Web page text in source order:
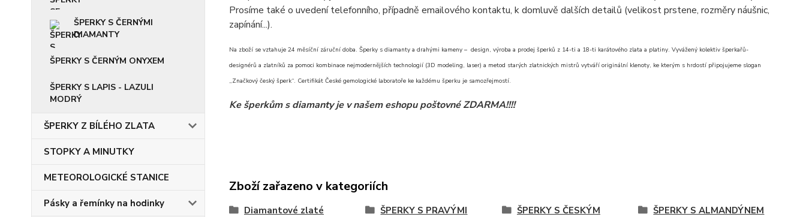
ŠPERKY S ČERNÝMI
DIAMANTY
ŠPERKY S ČERNÝM ONYXEM
ŠPERKY S LAPIS - LAZULI
MODRÝ
ŠPERKY Z BÍLÉHO ZLATA
STOPKY A MINUTKY
METEOROLOGICKÉ STANICE
Pásky a řemínky na hodinky
Prosíme také o uvedení telefonního, případně emailového kontaktu, k domluvě dalších detailů (velikost prstene, rozměry náušnic,
zapínání...).
Na zboží se vztahuje 24 měsíční záruční doba. Šperky s diamanty a drahými kameny – design, výroba a prodej šperků z 14-ti a 18-ti karátového zlata a platiny. Vyvážený kolektiv šperkařů-
designérů a zlatníků za pomoci kombinace nejmodernějších technologií (3D modeling, laser) a metod starých zlatnických mistrů vytváří originální klenoty, ke kterým s hrdostí připojujeme slogan
„Značkový český šperk“. Certifikát České gemologické laboratoře ke každému šperku je samozřejmostí.
Ke šperkům s diamanty je v našem eshopu poštovné ZDARMA!!!!
Zboží zařazeno v kategoriích
Diamantové zlaté
ŠPERKY S PRAVÝMI
ŠPERKY S ČESKÝM
ŠPERKY S ALMANDÝNEM